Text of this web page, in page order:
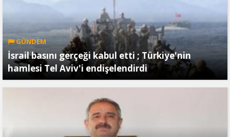
GÜNDEM
İsrail basını gerçeği kabul etti ; Türkiye'nin
hamlesi Tel Aviv'i endişelendirdi